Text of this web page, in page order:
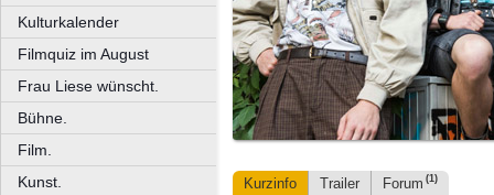
Kulturkalender
Filmquiz im August
Frau Liese wünscht.
Bühne.
Film.
Kunst.
Kurzinfo Trailer Forum (1)